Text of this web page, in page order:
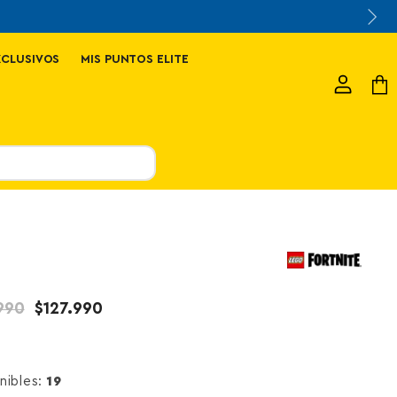
MIS PUNTOS ELITE
original
Precio actual
$127.990
19